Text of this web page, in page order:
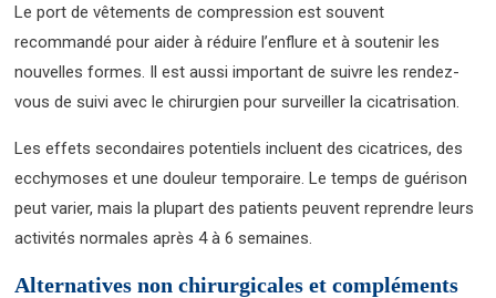
Le port de vêtements de compression est souvent
recommandé pour aider à réduire l’enflure et à soutenir les
nouvelles formes. Il est aussi important de suivre les rendez-
vous de suivi avec le chirurgien pour surveiller la cicatrisation.
Les effets secondaires potentiels incluent des cicatrices, des
ecchymoses et une douleur temporaire. Le temps de guérison
peut varier, mais la plupart des patients peuvent reprendre leurs
activités normales après 4 à 6 semaines.
Alternatives non chirurgicales et compléments